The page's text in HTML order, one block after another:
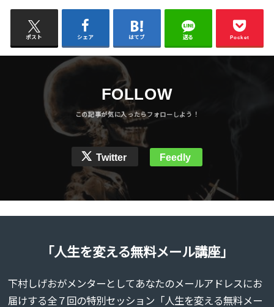
ポスト シェア はてブ 送る Pocket
FOLLOW
Twitter Feedly
「人生を変える無料メール講座」
下村しげおがメンターとしてあなたのメールアドレスにお
届けする全７回の特別セッション「人生を変える無料メー